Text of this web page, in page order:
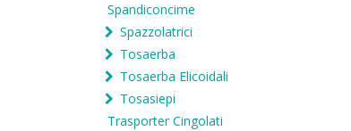
Spandiconcime
Spazzolatrici
Tosaerba
Tosaerba Elicoidali
Tosasiepi
Trasporter Cingolati